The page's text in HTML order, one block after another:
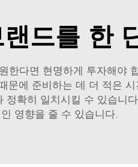
드를 한
다면 현명하게 투자해야
에 준비하는 데 더 적은
확히 일치시킬 수 있습니
영향을 줄 수 있습니다.